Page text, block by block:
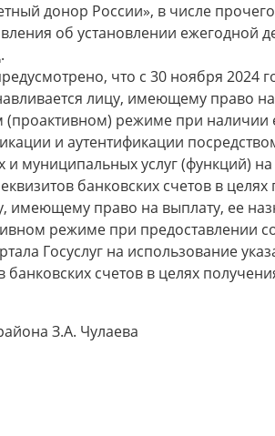
донор России», в числе
об установлении ежегодной
что с 30 ноября 2024
лицу, имеющему право
режиме при наличии
и аутентификации
и муниципальных услуг (функций)
банковских счетов в
имеющему право на выплату, ее
режиме при предоставлении
Госуслуг на использование
счетов в целях
З.А. Чулаева